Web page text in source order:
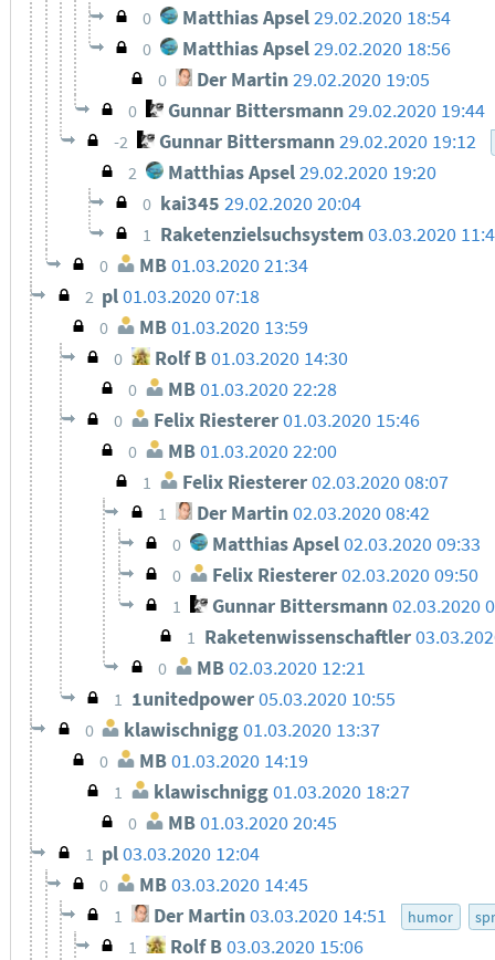
0 Matthias Apsel29.02.2020 18:54
0 Matthias Apsel29.02.2020 18:56
0 Der Martin29.02.2020 19:05
0 Gunnar Bittersmann29.02.2020 19:44
-2 Gunnar Bittersmann29.02.2020 19:12
2 Matthias Apsel29.02.2020 19:20
0 kai34529.02.2020 20:04
1 Raketenzielsuchsystem03.03.2020
0 MB 01.03.2020 21:34
2 pl01.03.2020 07:18
0 MB 01.03.2020 13:59
0 Rolf B 01.03.2020 14:30
0 MB01.03.2020 22:28
0 Felix Riesterer01.03.2020 15:46
0 MB01.03.2020 22:00
1 Felix Riesterer02.03.2020 08:07
1 Der Martin02.03.2020 08:42
0 Matthias Apsel 02.03.2020 09:33
0 Felix Riesterer 02.03.2020 09:50
1 Gunnar Bittersmann 02.03.2020
1 Raketenwissenschaftler
0 MB02.03.2020 12:21
1 1unitedpower05.03.2020 10:55
0 klawischnigg01.03.2020 13:37
0 MB 01.03.2020 14:19
1 klawischnigg01.03.2020 18:27
0 MB01.03.2020 20:45
1 pl03.03.2020 12:04
0 MB 03.03.2020 14:45
1 Der Martin03.03.2020 14:51 humor
1 Rolf B03.03.2020 15:06